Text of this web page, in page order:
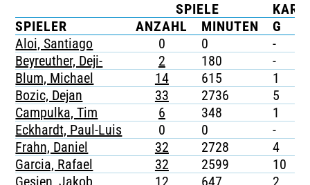
TICKETING
SPIELE
SPIELER
ANZAHL MINUTEN G
Aloi, Santiago
0 0 -
Beyreuther, Deji-
2 180 -
Blum, Michael
14 615 1
Bozic, Dejan
33 2736 5
Campulka, Tim
6 348 1
Eckhardt, Paul-Luis
0 0 -
Frahn, Daniel
32 2728 4
Garcia, Rafael
32 2599 10
Gesien, Jakob
12 647 2